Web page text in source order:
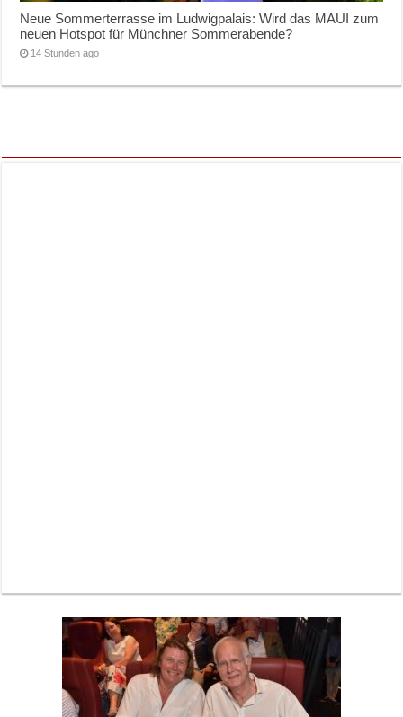
Neue Sommerterrasse im Ludwigpalais: Wird das MAUI zum
neuen Hotspot für Münchner Sommerabende?
14 Stunden ago